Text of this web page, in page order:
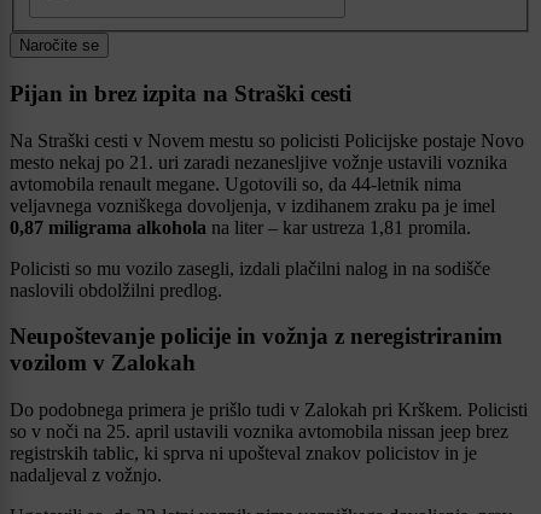
Naročite se
Pijan in brez izpita na Straški cesti
Na Straški cesti v Novem mestu so policisti Policijske postaje Novo
mesto nekaj po 21. uri zaradi nezanesljive vožnje ustavili voznika
avtomobila renault megane. Ugotovili so, da 44-letnik nima
veljavnega vozniškega dovoljenja, v izdihanem zraku pa je imel
0,87 miligrama alkohola na liter – kar ustreza 1,81 promila.
Policisti so mu vozilo zasegli, izdali plačilni nalog in na sodišče
naslovili obdolžilni predlog.
Neupoštevanje policije in vožnja z neregistriranim
vozilom v Zalokah
Do podobnega primera je prišlo tudi v Zalokah pri Krškem. Policisti
so v noči na 25. april ustavili voznika avtomobila nissan jeep brez
registrskih tablic, ki sprva ni upošteval znakov policistov in je
nadaljeval z vožnjo.